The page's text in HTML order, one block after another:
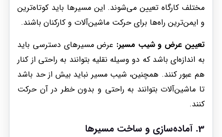
مختلف کارگاه تعیین می‌شوند. این مسیرها باید کوتاه‌ترین
و ایمن‌ترین راه‌ها برای حرکت ماشین‌آلات و کارکنان باشند.
تعیین عرض و شیب مسیر: عرض مسیرهای دسترسی باید
به اندازه‌ای باشد که دو وسیله نقلیه بتوانند به راحتی از کنار
هم عبور کنند. همچنین، شیب مسیر نباید بیش از حد باشد
تا ماشین‌آلات بتوانند به راحتی و بدون خطر در آن حرکت
کنند.
3. آماده‌سازی و ساخت مسیرها